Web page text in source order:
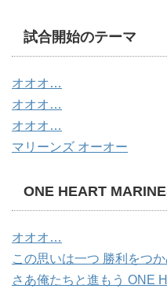
試合開始のテーマ
オオオ…
オオオ…
オオオ…
マリーンズ オーオー
ONE HEART
オオオ…
この思いは一つ 勝利をつ
さあ俺たちと進もう ONE